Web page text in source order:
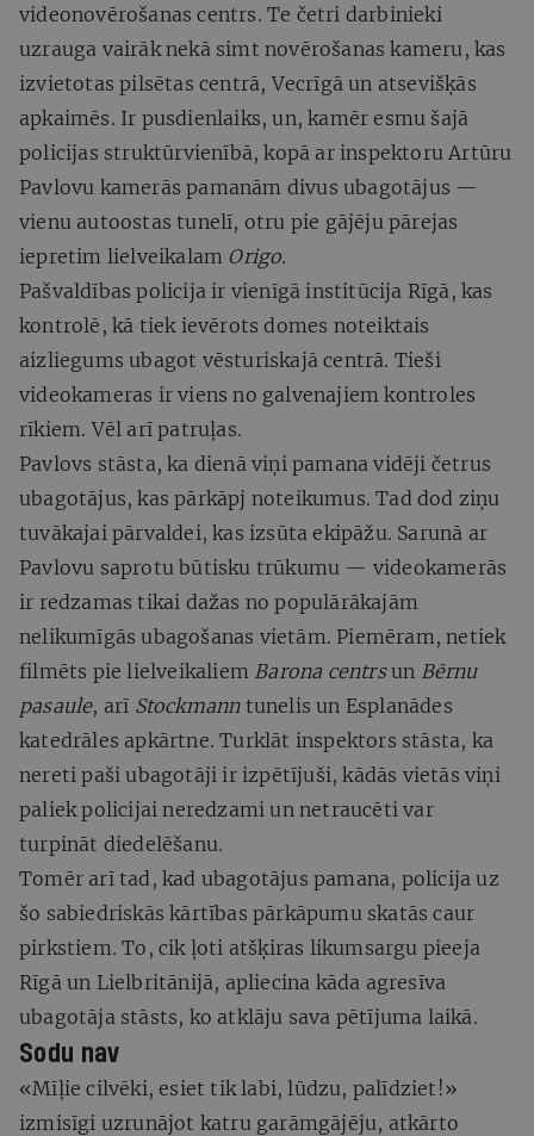
videonovērošanas centrs. Te četri darbinieki
uzrauga vairāk nekā simt novērošanas kameru, kas
izvietotas pilsētas centrā, Vecrīgā un atsevišķās
apkaimēs. Ir pusdienlaiks, un, kamēr esmu šajā
policijas struktūrvienībā, kopā ar inspektoru Artūru
Pavlovu kamerās pamanām divus ubagotājus —
vienu autoostas tunelī, otru pie gājēju pārejas
iepretim lielveikalam Origo.
Pašvaldības policija ir vienīgā institūcija Rīgā, kas
kontrolē, kā tiek ievērots domes noteiktais
aizliegums ubagot vēsturiskajā centrā. Tieši
videokameras ir viens no galvenajiem kontroles
rīkiem. Vēl arī patruļas.
Pavlovs stāsta, ka dienā viņi pamana vidēji četrus
ubagotājus, kas pārkāpj noteikumus. Tad dod ziņu
tuvākajai pārvaldei, kas izsūta ekipāžu. Sarunā ar
Pavlovu saprotu būtisku trūkumu — videokamerās
ir redzamas tikai dažas no populārākajām
nelikumīgās ubagošanas vietām. Piemēram, netiek
filmēts pie lielveikaliem Barona centrsun Bērnu
pasaule, arī Stockmanntunelis un Esplanādes
katedrāles apkārtne. Turklāt inspektors stāsta, ka
nereti paši ubagotāji ir izpētījuši, kādās vietās viņi
paliek policijai neredzami un netraucēti var
turpināt diedelēšanu.
Tomēr arī tad, kad ubagotājus pamana, policija uz
šo sabiedriskās kārtības pārkāpumu skatās caur
pirkstiem. To, cik ļoti atšķiras likumsargu pieeja
Rīgā un Lielbritānijā, apliecina kāda agresīva
ubagotāja stāsts, ko atklāju sava pētījuma laikā.
Sodu nav
«Mīļie cilvēki, esiet tik labi, lūdzu, palīdziet!»
izmisīgi uzrunājot katru garāmgājēju, atkārto